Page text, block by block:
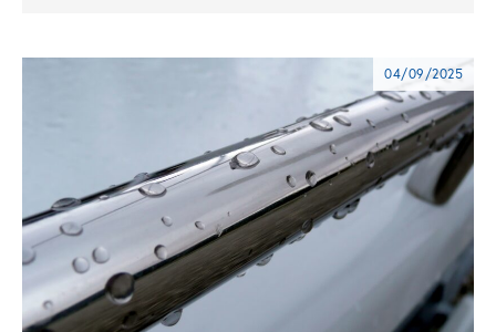
04/09/2025